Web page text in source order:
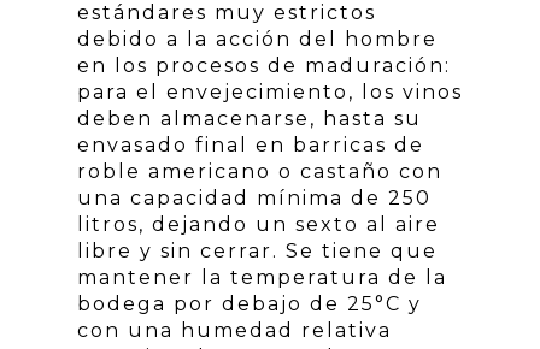
estándares muy estrictos
debido a la acción del hombre
en los procesos de maduración:
para el envejecimiento, los vinos
deben almacenarse, hasta su
envasado final en barricas de
roble americano o castaño con
una capacidad mínima de 250
litros, dejando un sexto al aire
libre y sin cerrar. Se tiene que
mantener la temperatura de la
bodega por debajo de 25°C y
con una humedad relativa